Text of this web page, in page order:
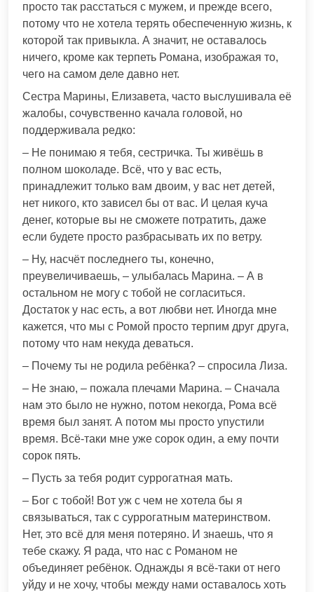
просто так расстаться с мужем, и прежде всего,
потому что не хотела терять обеспеченную жизнь, к
которой так привыкла. А значит, не оставалось
ничего, кроме как терпеть Романа, изображая то,
чего на самом деле давно нет.
Сестра Марины, Елизавета, часто выслушивала её
жалобы, сочувственно качала головой, но
поддерживала редко:
– Не понимаю я тебя, сестричка. Ты живёшь в
полном шоколаде. Всё, что у вас есть,
принадлежит только вам двоим, у вас нет детей,
нет никого, кто зависел бы от вас. И целая куча
денег, которые вы не сможете потратить, даже
если будете просто разбрасывать их по ветру.
– Ну, насчёт последнего ты, конечно,
преувеличиваешь, – улыбалась Марина. – А в
остальном не могу с тобой не согласиться.
Достаток у нас есть, а вот любви нет. Иногда мне
кажется, что мы с Ромой просто терпим друг друга,
потому что нам некуда деваться.
– Почему ты не родила ребёнка? – спросила Лиза.
– Не знаю, – пожала плечами Марина. – Сначала
нам это было не нужно, потом некогда, Рома всё
время был занят. А потом мы просто упустили
время. Всё-таки мне уже сорок один, а ему почти
сорок пять.
– Пусть за тебя родит суррогатная мать.
– Бог с тобой! Вот уж с чем не хотела бы я
связываться, так с суррогатным материнством.
Нет, это всё для меня потеряно. И знаешь, что я
тебе скажу. Я рада, что нас с Романом не
объединяет ребёнок. Однажды я всё-таки от него
уйду и не хочу, чтобы между нами оставалось хоть